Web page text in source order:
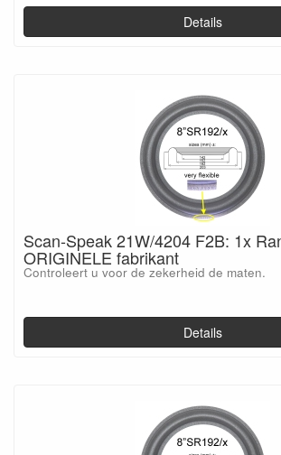
Details
Scan-Speak 21W/4204 F2B: 1x
ORIGINELE fabrikant
Controleert u voor de zekerheid de maten.
Details